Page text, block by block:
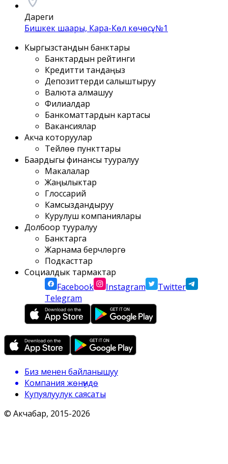
Дареги
Бишкек шаары, Кара-Көл көчөсү, №1
Кыргызстандын банктары
Банктардын рейтинги
Кредитти тандаңыз
Депозиттерди салыштыруу
Валюта алмашуу
Филиалдар
Банкоматтардын картасы
Вакансиялар
Акча которуулар
Тейлөө пункттары
Баардыгы финансы тууралуу
Макалалар
Жаңылыктар
Глоссарий
Камсыздандыруу
Курулуш компаниялары
Долбоор тууралуу
Банктарга
Жарнама берүүчүлөргө
Подкасттар
Социалдык тармактар
Facebook
Instagram
Twitter
Telegram
Биз менен байланышуу
Компания жөнүндө
Купуялуулук саясаты
© Акчабар, 2015-2026